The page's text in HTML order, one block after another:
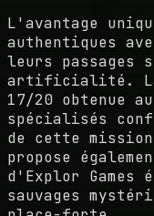
L'avantage
authentiques
leurs passages
artificialité. La
17/20 obtenue
spécialisés
de cette
propose
d'Explor
sauvages